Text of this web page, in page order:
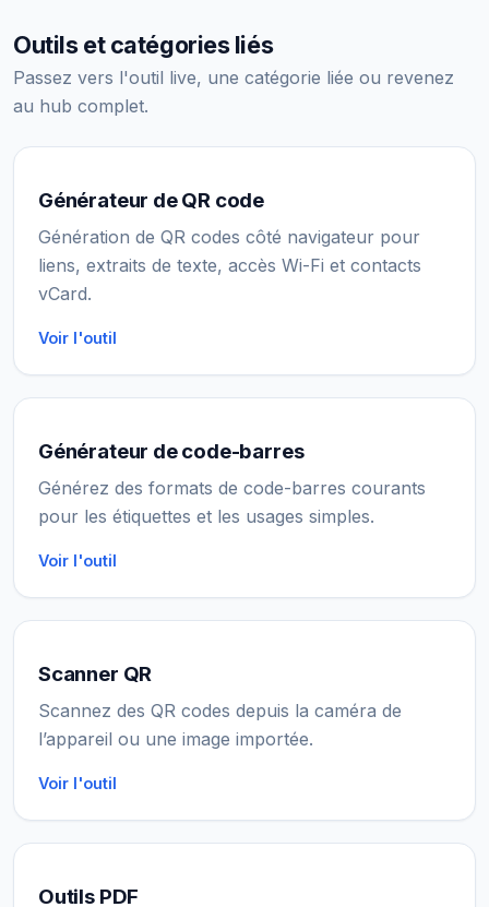
Outils et catégories liés
Passez vers l'outil live, une catégorie liée ou revenez
au hub complet.
Générateur de QR code
Génération de QR codes côté navigateur pour
liens, extraits de texte, accès Wi-Fi et contacts
vCard.
Voir l'outil
Générateur de code-barres
Générez des formats de code-barres courants
pour les étiquettes et les usages simples.
Voir l'outil
Scanner QR
Scannez des QR codes depuis la caméra de
l’appareil ou une image importée.
Voir l'outil
Outils PDF